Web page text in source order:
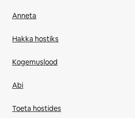
Anneta
Hakka hostiks
Kogemuslood
Abi
Toeta hostides